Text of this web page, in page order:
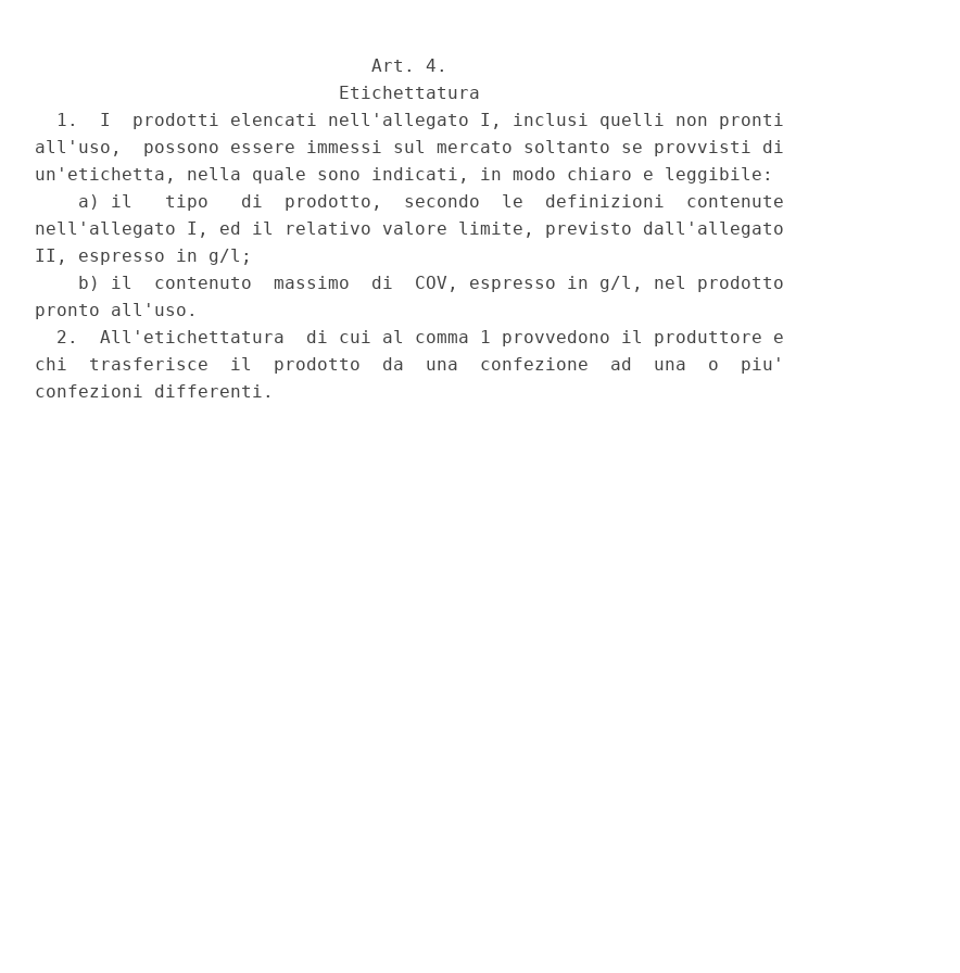
                               Art. 4.
                            Etichettatura
  1.  I  prodotti elencati nell'allegato I, inclusi quelli non pronti
all'uso,  possono essere immessi sul mercato soltanto se provvisti di
un'etichetta, nella quale sono indicati, in modo chiaro e leggibile:
    a) il   tipo   di  prodotto,  secondo  le  definizioni  contenute
nell'allegato I, ed il relativo valore limite, previsto dall'allegato
II, espresso in g/l;
    b) il  contenuto  massimo  di  COV, espresso in g/l, nel prodotto
pronto all'uso.
  2.  All'etichettatura  di cui al comma 1 provvedono il produttore e
chi  trasferisce  il  prodotto  da  una  confezione  ad  una  o  piu'